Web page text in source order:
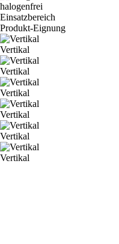
halogenfrei
Einsatzbereich
Produkt-Eignung
Vertikal
Vertikal
Vertikal
Vertikal
Vertikal
Vertikal